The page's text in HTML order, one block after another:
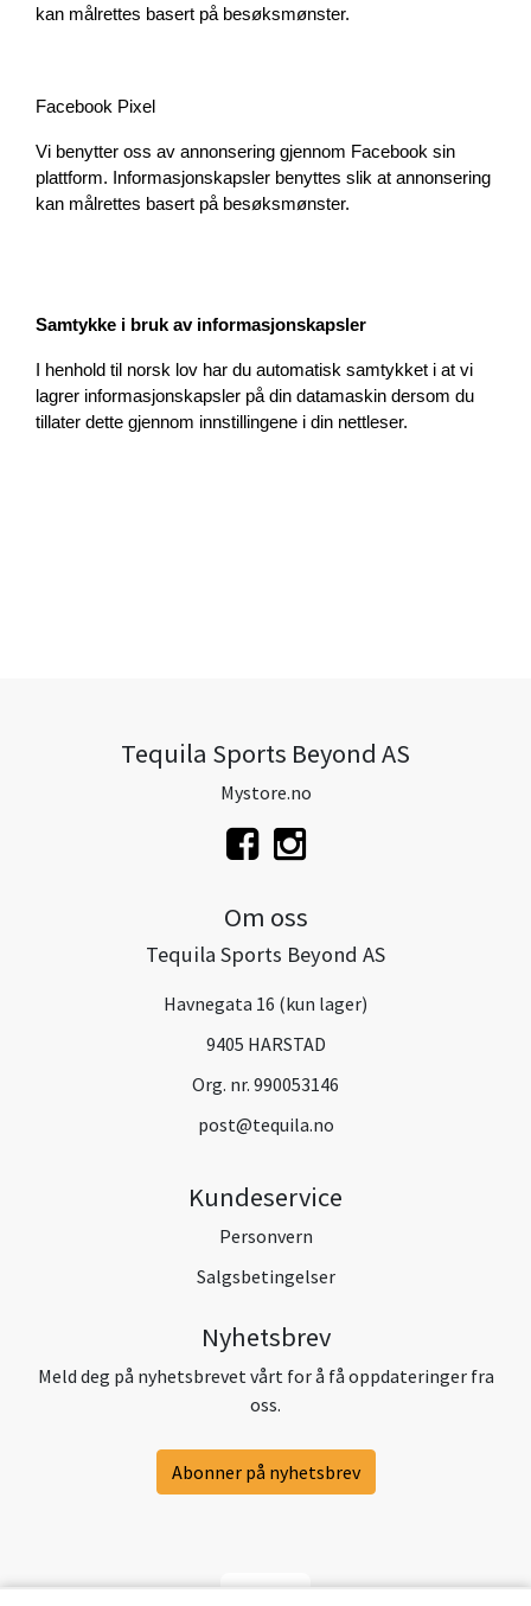
kan målrettes basert på besøksmønster.
Facebook Pixel
Vi benytter oss av annonsering gjennom Facebook sin
plattform. Informasjonskapsler benyttes slik at annonsering
kan målrettes basert på besøksmønster.
Samtykke i bruk av informasjonskapsler
I henhold til norsk lov har du automatisk samtykket i at vi
lagrer informasjonskapsler på din datamaskin dersom du
tillater dette gjennom innstillingene i din nettleser.
Tequila Sports Beyond AS
Mystore.no
Om oss
Tequila Sports Beyond AS
Havnegata 16 (kun lager)
9405 HARSTAD
Org. nr. 990053146
post@tequila.no
Kundeservice
Personvern
Salgsbetingelser
Nyhetsbrev
Meld deg på nyhetsbrevet vårt for å få oppdateringer fra
oss.
Abonner på nyhetsbrev